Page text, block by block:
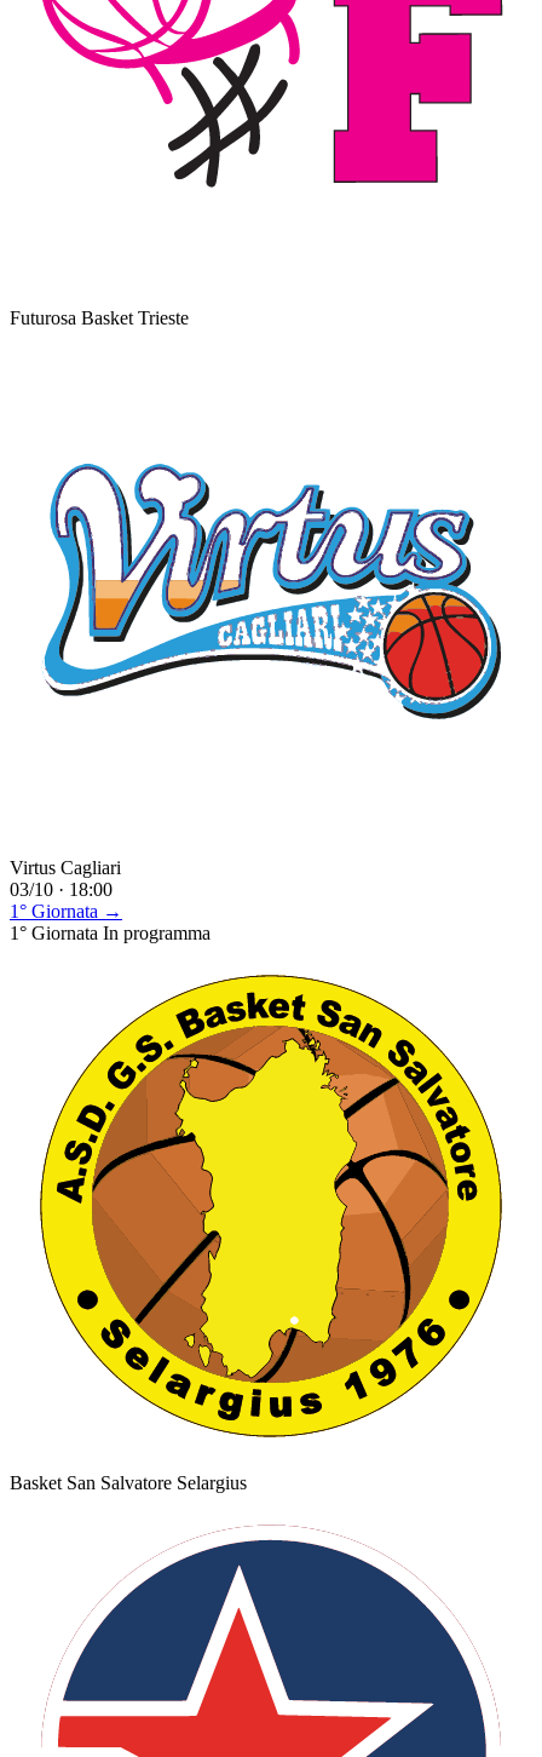
Futurosa Basket Trieste
Virtus Cagliari
03/10 · 18:00
1° Giornata →
1° Giornata In programma
Basket San Salvatore Selargius